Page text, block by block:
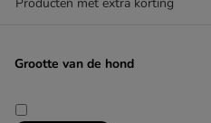
Grootte van de hond